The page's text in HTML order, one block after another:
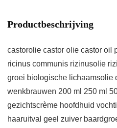
Productbeschrijving
castorolie castor olie castor oil
ricinus communis rizinusolie
groei biologische lichaamsolie
wenkbrauwen 200 ml 250 ml
gezichtscrème hoofdhuid
haaruitval geel zuiver